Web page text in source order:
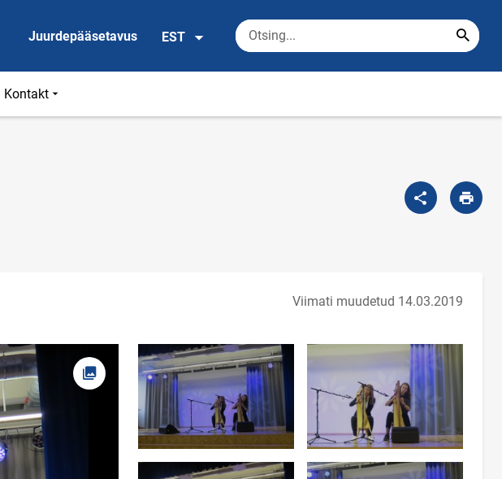
Juurdepääsetavus EST
Kontakt
Viimati muudetud 14.03.2019
Foto avaneb modaalaknas
Too foto fookusesse Too foto fookusesse
Too foto fookusesse Too foto fookusesse